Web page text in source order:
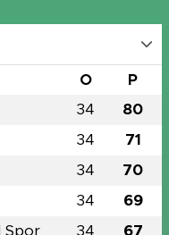
O P
34 80
34 71
34 70
34 69
Spor 34 67